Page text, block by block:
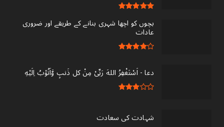
بچوں کو اچھا شہری بنانے کے طریقے اور ضروری
عادات
دعا - ‎اَسْتَغْفِرُ اللهَ رَبِّىْ مِنْ کل ذَنبٍ وَّاَتُوْبُ اِلَيْهِ
شہادت کی سعادت